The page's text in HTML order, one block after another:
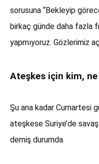
sorusuna “Bekleyip
birkaç günde daha fazla
yapmıyoruz. Gözlerimiz
Ateşkes için kim,
Şu ana kadar Cumartesi
ateşkese Suriye’de
demiş durumda.